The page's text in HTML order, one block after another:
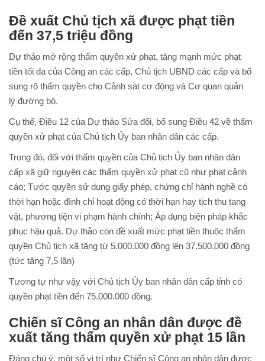
Đề xuất Chủ tịch xã được phạt tiền
đến 37,5 triệu đồng
Dự thảo mở rộng thẩm quyền xử phạt, tăng mạnh mức phạt
tiền tối đa của Công an các cấp, Chủ tịch UBND các cấp và bổ
sung rõ thẩm quyền cho Cảnh sát cơ động và Cơ quan quản
lý đường bộ.
Cụ thể, Điều 12 của Dự thảo Sửa đổi, bổ sung Điều 42 về thẩm
quyền xử phạt của Chủ tịch Ủy ban nhân dân các cấp.
Trong đó, đối với thẩm quyền của Chủ tịch Ủy ban nhân dân
cấp xã giữ nguyên các thẩm quyền xử phạt cũ như phạt cảnh
cáo; Tước quyền sử dụng giấy phép, chứng chỉ hành nghề có
thời hạn hoặc đình chỉ hoạt động có thời hạn hay tịch thu tang
vật, phương tiện vi phạm hành chính; Áp dụng biện pháp khắc
phục hậu quả. Dự thảo còn đề xuất mức phạt tiền thuộc thẩm
quyền Chủ tịch xã tăng từ 5.000.000 đồng lên 37.500.000 đồng
(tức tăng 7,5 lần)
Tương tự như vậy với Chủ tịch Ủy ban nhân dân cấp tỉnh có
quyền phạt tiền đến 75.000.000 đồng.
Chiến sĩ Công an nhân dân được đề
xuất tăng thẩm quyền xử phạt 15 lần
Đáng chú ý, một số vị trí như Chiến sĩ Công an nhân dân được